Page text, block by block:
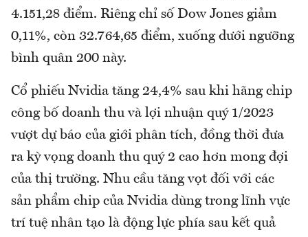
4.151,28 điểm. Riêng chỉ số Dow Jones giảm
0,11%, còn 32.764,65 điểm, xuống dưới ngưỡng
bình quân 200 này.
Cổ phiếu Nvidia tăng 24,4% sau khi hãng chip
công bố doanh thu và lợi nhuận quý 1/2023
vượt dự báo của giới phân tích, đồng thời đưa
ra kỳ vọng doanh thu quý 2 cao hơn mong đợi
của thị trường. Nhu cầu tăng vọt đối với các
sản phẩm chip của Nvidia dùng trong lĩnh vực
trí tuệ nhân tạo là động lực phía sau kết quả